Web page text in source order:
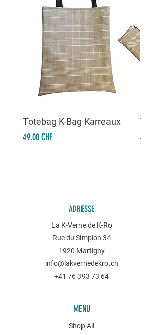
Totebag K-Bag Karreaux
Prix
49.00 CHF Prix
49.00
ADRESSE
La K-Verne de K-Ro
Rue du Simplon 34
1920 Martigny
info@lakvernedekro.ch
+41 76 393 73 64
MENU
Shop All